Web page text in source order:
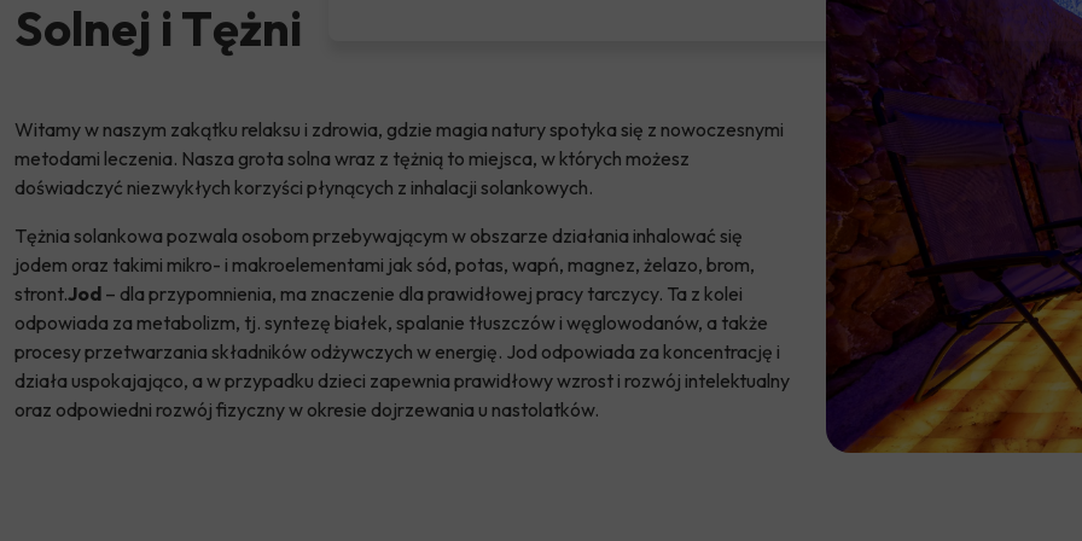
Solnej i Tężni
Witamy w naszym zakątku relaksu i zdrowia, gdzie magia natury spotyka się z nowoczesnymi
metodami leczenia. Nasza grota solna wraz z tężnią to miejsca, w których możesz
doświadczyć niezwykłych korzyści płynących z inhalacji solankowych.
Tężnia solankowa pozwala osobom przebywającym w obszarze działania inhalować się
jodem oraz takimi mikro- i makroelementami jak sód, potas, wapń, magnez, żelazo, brom,
stront.Jod – dla przypomnienia, ma znaczenie dla prawidłowej pracy tarczycy. Ta z kolei
odpowiada za metabolizm, tj. syntezę białek, spalanie tłuszczów i węglowodanów, a także
procesy przetwarzania składników odżywczych w energię. Jod odpowiada za koncentrację i
działa uspokajająco, a w przypadku dzieci zapewnia prawidłowy wzrost i rozwój intelektualny
oraz odpowiedni rozwój fizyczny w okresie dojrzewania u nastolatków.